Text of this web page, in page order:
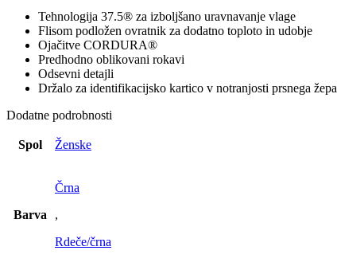
Tehnologija 37.5® za izboljšano uravnavanje vlage
Flisom podložen ovratnik za dodatno toploto in udobje
Ojačitve CORDURA®
Predhodno oblikovani rokavi
Odsevni detajli
Držalo za identifikacijsko kartico v notranjosti prsnega žepa
Dodatne podrobnosti
Spol Ženske
Barva
Črna
,
Rdeče/črna